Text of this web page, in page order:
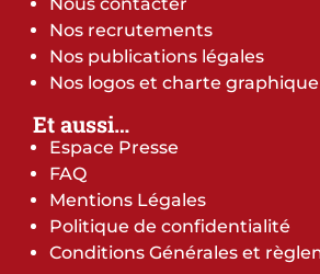
Nos recrutements
Nos publications légales
Nos logos et charte graphique
Et aussi…
Espace Presse
FAQ
Mentions Légales
Politique de confidentialité
Conditions Générales et